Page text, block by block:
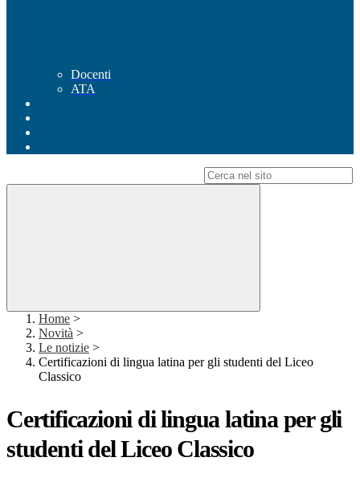
Docenti
ATA
Home >
Novità >
Le notizie >
Certificazioni di lingua latina per gli studenti del Liceo
Classico
Certificazioni di lingua latina per gli
studenti del Liceo Classico